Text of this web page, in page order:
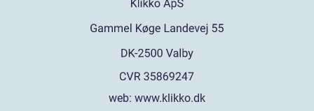
web: www.klikko.dk